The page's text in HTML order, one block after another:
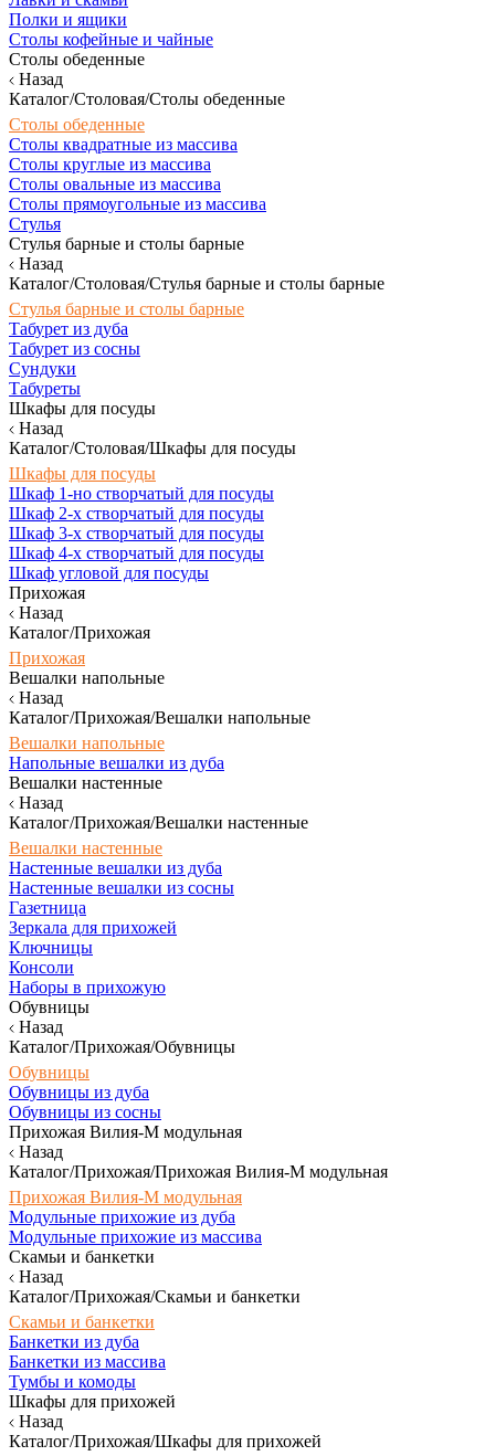
Полки и ящики
Столы кофейные и чайные
Столы обеденные
Назад
Каталог/Столовая/Столы обеденные
Столы обеденные
Столы квадратные из массива
Столы круглые из массива
Столы овальные из массива
Столы прямоугольные из массива
Стулья
Стулья барные и столы барные
Назад
Каталог/Столовая/Стулья барные и столы барные
Стулья барные и столы барные
Табурет из дуба
Табурет из сосны
Сундуки
Табуреты
Шкафы для посуды
Назад
Каталог/Столовая/Шкафы для посуды
Шкафы для посуды
Шкаф 1-но створчатый для посуды
Шкаф 2-х створчатый для посуды
Шкаф 3-х створчатый для посуды
Шкаф 4-х створчатый для посуды
Шкаф угловой для посуды
Прихожая
Назад
Каталог/Прихожая
Прихожая
Вешалки напольные
Назад
Каталог/Прихожая/Вешалки напольные
Вешалки напольные
Напольные вешалки из дуба
Вешалки настенные
Назад
Каталог/Прихожая/Вешалки настенные
Вешалки настенные
Настенные вешалки из дуба
Настенные вешалки из сосны
Газетница
Зеркала для прихожей
Ключницы
Консоли
Наборы в прихожую
Обувницы
Назад
Каталог/Прихожая/Обувницы
Обувницы
Обувницы из дуба
Обувницы из сосны
Прихожая Вилия-М модульная
Назад
Каталог/Прихожая/Прихожая Вилия-М модульная
Прихожая Вилия-М модульная
Модульные прихожие из дуба
Модульные прихожие из массива
Скамьи и банкетки
Назад
Каталог/Прихожая/Скамьи и банкетки
Скамьи и банкетки
Банкетки из дуба
Банкетки из массива
Тумбы и комоды
Шкафы для прихожей
Назад
Каталог/Прихожая/Шкафы для прихожей